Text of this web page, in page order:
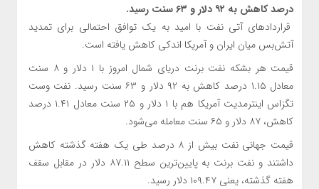
درصد کاهش به ۹۲ دلار و ۶۳ سنت رسید.
قراردادهای آتی نفت با امید به یک توافق احتمالی برای تمدید
آتش‌بس میان ایران و آمریکا اندکی کاهش یافته است.
قیمت هر بشکه نفت برنت دریای شمال امروز با ۱ دلار و ۸ سنت
معادل ۱.۱۵ درصد کاهش به ۹۲ دلار و ۶۳ سنت رسید. نفت وست
تگزاس اینترمدیت آمریکا هم با ۱ دلار و ۲۵ سنت معادل ۱.۴۱ درصد
کاهش، ۸۷ دلار و ۶۵ سنت معامله می‌شود.
قیمت جهانی نفت بیش از ۸ درصد طی یک هفته گذشته کاهش
داشتند و نفت برنت به پایین‌ترین سطح ۸۷.۱۱ دلار در مقابل سقف
هفته گذشته، یعنی ۱۰۹.۴۷ دلار رسید.